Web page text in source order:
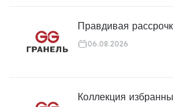
Правдивая
06.08.2026
Коллекция